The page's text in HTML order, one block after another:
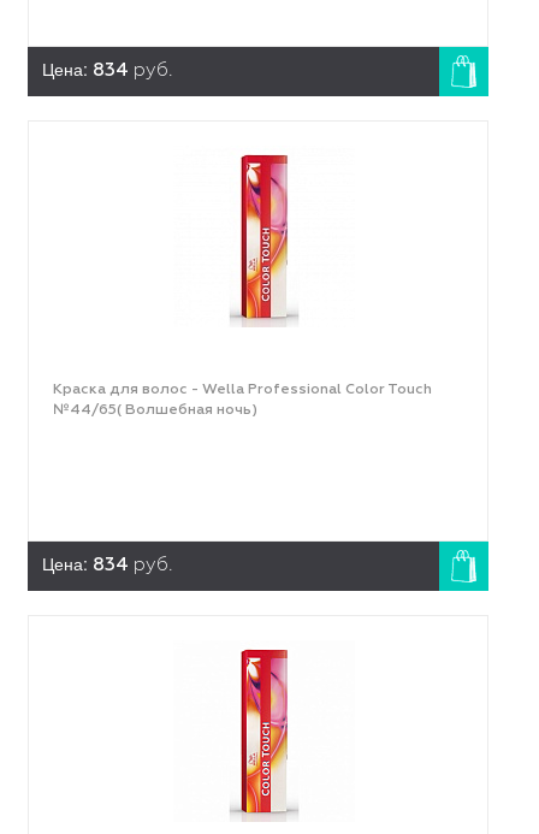
Цена: 834 руб.
Краска для волос - Wella Professional Color Touch
№44/65( Волшебная ночь)
Цена: 834 руб.